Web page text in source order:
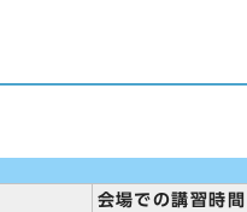
会場での講習時間